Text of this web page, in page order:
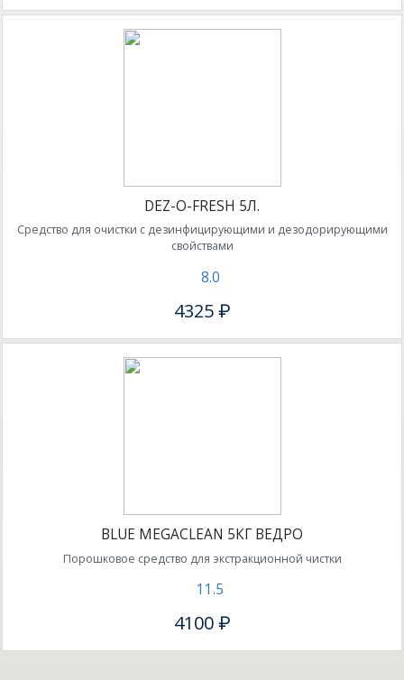
DEZ-O-FRESH 5Л.
Средство для очистки с дезинфицирующими и дезодорирующими
свойствами
8.0
4325 ₽
BLUE MEGACLEAN 5КГ ВЕДРО
Порошковое средство для экстракционной чистки
11.5
4100 ₽